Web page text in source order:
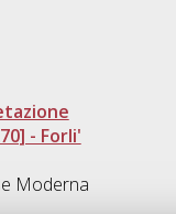
- Forli'
Moderna